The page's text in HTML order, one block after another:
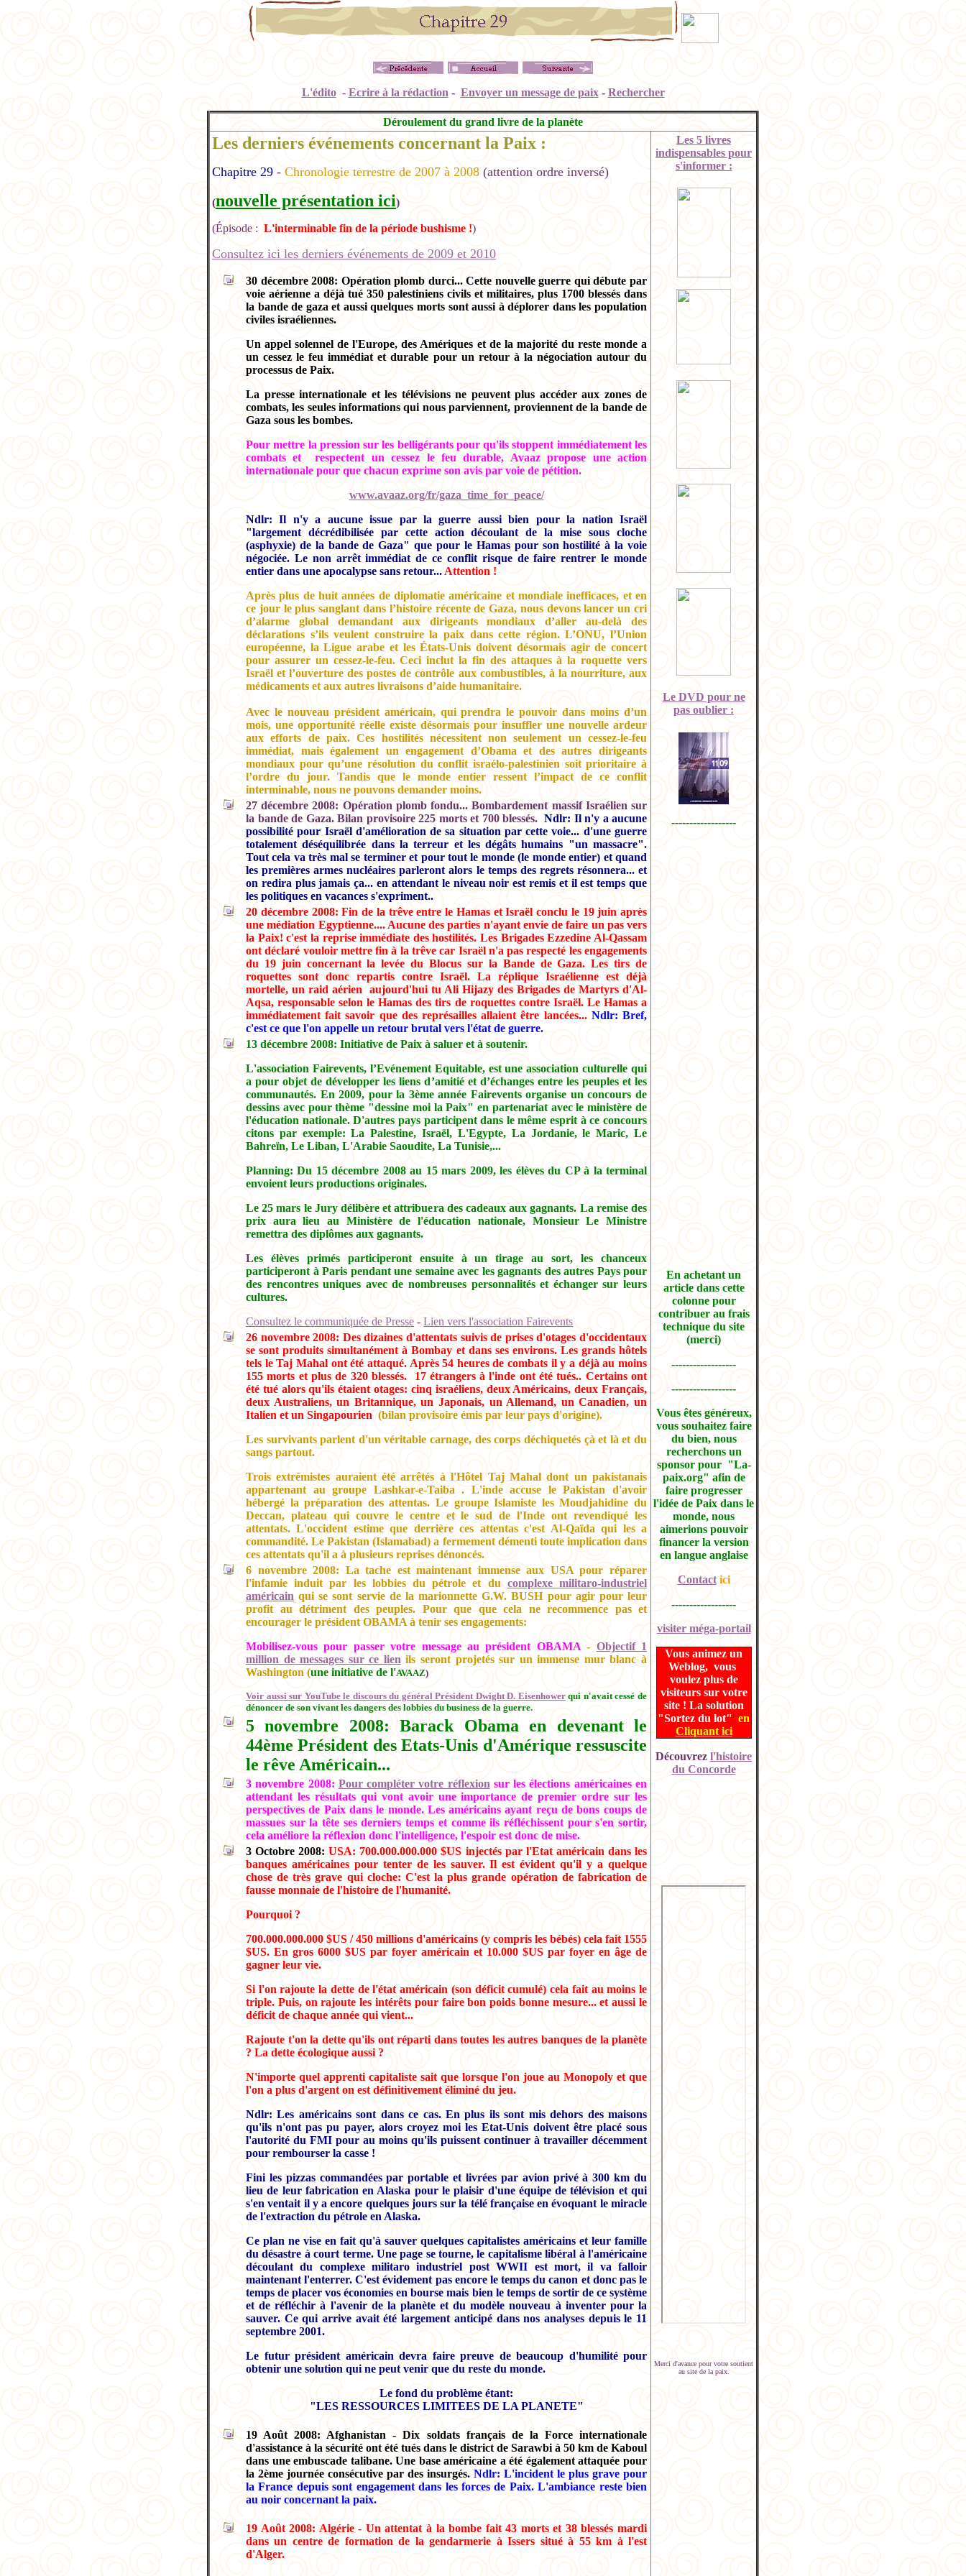
L'édito - Ecrire à la rédaction - Envoyer un message de paix-Rechercher
Déroulement du grand livre de la planète
Les derniers événements concernant la Paix :
Chapitre 29 -Chronologie terrestre de 2007 à 2008(attention ordre inversé)
(nouvelle présentation ici)
(Épisode :L'interminable fin de la période bushisme !)
Consultez ici les derniers événements de 2009 et 2010
30 décembre 2008:Opération plomb durci... Cette nouvelle guerre qui débute par
voie aérienne a déjà tué 350 palestiniens civils et militaires, plus 1700 blessés dans
la bande de gaza et aussi quelques morts sont aussi à déplorer dans les population
civiles israéliennes.
Un appel solennel de l'Europe, des Amériques et de la majorité du reste monde a
un cessez le feu immédiat et durable pour un retour à la négociation autour du
processus de Paix.
La presse internationale et les télévisions ne peuvent plus accéder aux zones de
combats, les seules informations qui nous parviennent, proviennent de la bande de
Gaza sous les bombes.
Pour mettre la pression sur les belligérants pour qu'ils stoppent immédiatement les
combats et respectent un cessez le feu durable, Avaaz propose une action
internationale pour que chacun exprime son avis par voie de pétition.
www.avaaz.org/fr/gaza_time_for_peace/
Ndlr: Il n'y a aucune issue par la guerre aussi bien pour la nation Israël
"largement décrédibilisée par cette action découlant de la mise sous cloche
(asphyxie) de la bande de Gaza" que pour le Hamas pour son hostilité à la voie
négociée. Le non arrêt immédiat de ce conflit risque de faire rentrer le monde
entier dans une apocalypse sans retour...Attention !
Après plus de huit années de diplomatie américaine et mondiale inefficaces, et en
ce jour le plus sanglant dans l’histoire récente de Gaza, nous devons lancer un cri
d’alarme global demandant aux dirigeants mondiaux d’aller au-delà des
déclarations s’ils veulent construire la paix dans cette région. L’ONU, l’Union
européenne, la Ligue arabe et les États-Unis doivent désormais agir de concert
pour assurer un cessez-le-feu. Ceci inclut la fin des attaques à la roquette vers
Israël et l’ouverture des postes de contrôle aux combustibles, à la nourriture, aux
médicaments et aux autres livraisons d’aide humanitaire.
Avec le nouveau président américain, qui prendra le pouvoir dans moins d’un
mois, une opportunité réelle existe désormais pour insuffler une nouvelle ardeur
aux efforts de paix. Ces hostilités nécessitent non seulement un cessez-le-feu
immédiat, mais également un engagement d’Obama et des autres dirigeants
mondiaux pour qu’une résolution du conflit israélo-palestinien soit prioritaire à
l’ordre du jour. Tandis que le monde entier ressent l’impact de ce conflit
interminable, nous ne pouvons demander moins.
27 décembre 2008: Opération plomb fondu... Bombardement massif Israélien sur
la bande de Gaza. Bilan provisoire 225 morts et 700 blessés. Ndlr: Il n'y a aucune
possibilité pour Israël d'amélioration de sa situation par cette voie... d'une guerre
totalement déséquilibrée dans la terreur et les dégâts humains "un massacre".
Tout cela va très mal se terminer et pour tout le monde (le monde entier) et quand
les premières armes nucléaires parleront alors le temps des regrets résonnera... et
on redira plus jamais ça... en attendant le niveau noir est remis et il est temps que
les politiques en vacances s'expriment..
20 décembre 2008: Fin de la trêve entre le Hamas et Israël conclu le 19 juin après
une médiation Egyptienne.... Aucune des parties n'ayant envie de faire un pas vers
la Paix! c'est la reprise immédiate des hostilités. Les Brigades Ezzedine Al-Qassam
ont déclaré vouloir mettre fin à la trêve car Israël n'a pas respecté les engagements
du 19 juin concernant la levée du Blocus sur la Bande de Gaza. Les tirs de
roquettes sont donc repartis contre Israël. La réplique Israélienne est déjà
mortelle, un raid aérien aujourd'hui tu Ali Hijazy des Brigades de Martyrs d'Al-
Aqsa, responsable selon le Hamas des tirs de roquettes contre Israël. Le Hamas a
immédiatement fait savoir que des représailles allaient être lancées...Ndlr: Bref,
c'est ce que l'on appelle un retour brutal vers l'état de guerre.
13 décembre 2008: Initiative de Paix à saluer et à soutenir.
L'association Fairevents, l’Evénement Equitable, est une association culturelle qui
a pour objet de développer les liens d’amitié et d’échanges entre les peuples et les
communautés. En 2009, pour la 3ème année Fairevents organise un concours de
dessins avec pour thème "dessine moi la Paix" en partenariat avec le ministère de
l'éducation nationale. D'autres pays participent dans le même esprit à ce concours
citons par exemple: La Palestine, Israël, L'Egypte, La Jordanie, le Maric, Le
Bahreïn, Le Liban, L'Arabie Saoudite, La Tunisie,...
Planning: Du 15 décembre 2008 au 15 mars 2009, les élèves du CP à la terminal
envoient leurs productions originales.
Le 25 mars le Jury délibère et attribuera des cadeaux aux gagnants. La remise des
prix aura lieu au Ministère de l'éducation nationale, Monsieur Le Ministre
remettra des diplômes aux gagnants.
Les élèves primés participeront ensuite à un tirage au sort, les chanceux
participeront à Paris pendant une semaine avec les gagnants des autres Pays pour
des rencontres uniques avec de nombreuses personnalités et échanger sur leurs
cultures.
Consultez le communiquée de Presse - Lien vers l'association Fairevents
26 novembre 2008: Des dizaines d'attentats suivis de prises d'otages d'occidentaux
se sont produits simultanément à Bombay et dans ses environs. Les grands hôtels
tels le Taj Mahal ont été attaqué. Après 54 heures de combats il y a déjà au moins
155 morts et plus de 320 blessés. 17 étrangers à l'inde ont été tués.. Certains ont
été tué alors qu'ils étaient otages: cinq israéliens, deux Américains, deux Français,
deux Australiens, un Britannique, un Japonais, un Allemand, un Canadien, un
Italien et un Singapourien(bilan provisoire émis par leur pays d'origine).
Les survivants parlent d'un véritable carnage, des corps déchiquetés çà et là et du
sangs partout.
Trois extrémistes auraient été arrêtés à l'Hôtel Taj Mahal dont un pakistanais
appartenant au groupe Lashkar-e-Taiba . L'inde accuse le Pakistan d'avoir
hébergé la préparation des attentas. Le groupe Islamiste les Moudjahidine du
Deccan, plateau qui couvre le centre et le sud de l'Inde ont revendiqué les
attentats. L'occident estime que derrière ces attentas c'est Al-Qaïda qui les a
commandité. Le Pakistan (Islamabad) a fermement démenti toute implication dans
ces attentats qu'il a à plusieurs reprises dénoncés.
6 novembre 2008: La tache est maintenant immense aux USA pour réparer
l'infamie induit par les lobbies du pétrole et du complexe militaro-industriel
américain qui se sont servie de la marionnette G.W. BUSH pour agir pour leur
profit au détriment des peuples. Pour que que cela ne recommence pas et
encourager le président OBAMA à tenir ses engagements:
Mobilisez-vous pour passer votre message au président OBAMA-Objectif 1
million de messages sur ce lien ils seront projetés sur un immense mur blanc à
Washington (une initiative de l'AVAAZ)
Voir aussi sur YouTube le discours du général Président Dwight D. Eisenhower qui n'avait cessé de
dénoncer de son vivant les dangers des lobbies du business de la guerre.
5 novembre 2008: Barack Obama en devenant le
44ème Président des Etats-Unis d'Amérique ressuscite
le rêve Américain...
3 novembre 2008:Pour compléter votre réflexion sur les élections américaines en
attendant les résultats qui vont avoir une importance de premier ordre sur les
perspectives de Paix dans le monde. Les américains ayant reçu de bons coups de
massues sur la tête ses derniers temps et comme ils réfléchissent pour s'en sortir,
cela améliore la réflexion donc l'intelligence, l'espoir est donc de mise.
3 Octobre 2008:USA: 700.000.000.000 $US injectés par l'Etat américain dans les
banques américaines pour tenter de les sauver. Il est évident qu'il y a quelque
chose de très grave qui cloche: C'est la plus grande opération de fabrication de
fausse monnaie de l'histoire de l'humanité.
Pourquoi ?
700.000.000.000 $US / 450 millions d'américains (y compris les bébés) cela fait 1555
$US. En gros 6000 $US par foyer américain et 10.000 $US par foyer en âge de
gagner leur vie.
Si l'on rajoute la dette de l'état américain (son déficit cumulé) cela fait au moins le
triple. Puis, on rajoute les intérêts pour faire bon poids bonne mesure... et aussi le
déficit de chaque année qui vient...
Rajoute t'on la dette qu'ils ont réparti dans toutes les autres banques de la planète
? La dette écologique aussi ?
N'importe quel apprenti capitaliste sait que lorsque l'on joue au Monopoly et que
l'on a plus d'argent on est définitivement éliminé du jeu.
Ndlr: Les américains sont dans ce cas. En plus ils sont mis dehors des maisons
qu'ils n'ont pas pu payer, alors croyez moi les Etat-Unis doivent être placé sous
l'autorité du FMI pour au moins qu'ils puissent continuer à travailler décemment
pour rembourser la casse !
Fini les pizzas commandées par portable et livrées par avion privé à 300 km du
lieu de leur fabrication en Alaska pour le plaisir d'une équipe de télévision et qui
s'en ventait il y a encore quelques jours sur la télé française en évoquant le miracle
de l'extraction du pétrole en Alaska.
Ce plan ne vise en fait qu'à sauver quelques capitalistes américains et leur famille
du désastre à court terme. Une page se tourne, le capitalisme libéral à l'américaine
découlant du complexe militaro industriel post WWII est mort, il va falloir
maintenant l'enterrer. C'est évidement pas encore le temps du canon et donc pas le
temps de placer vos économies en bourse mais bien le temps de sortir de ce système
et de réfléchir à l'avenir de la planète et du modèle nouveau à inventer pour la
sauver. Ce qui arrive avait été largement anticipé dans nos analyses depuis le 11
septembre 2001.
Le futur président américain devra faire preuve de beaucoup d'humilité pour
obtenir une solution qui ne peut venir que du reste du monde.
Le fond du problème étant:
"LES RESSOURCES LIMITEES DE LA PLANETE"
19 Août 2008: Afghanistan - Dix soldats français de la Force internationale
d'assistance à la sécurité ont été tués dans le district de Sarawbi à 50 km de Kaboul
dans une embuscade talibane. Une base américaine a été également attaquée pour
la 2ème journée consécutive par des insurgés.Ndlr: L'incident le plus grave pour
la France depuis sont engagement dans les forces de Paix. L'ambiance reste bien
au noir concernant la paix.
19 Août 2008: Algérie - Un attentat à la bombe fait 43 morts et 38 blessés mardi
dans un centre de formation de la gendarmerie à Issers situé à 55 km à l'est
d'Alger.
Les 5 livres
indispensables pour
s'informer :
Le DVD pour ne
pas oublier :
------------------
En achetant un
article dans cette
colonne pour
contribuer au frais
technique du site
(merci)
------------------
------------------
Vous êtes généreux,
vous souhaitez faire
du bien, nous
recherchons un
sponsor pour "La-
paix.org" afin de
faire progresser
l'idée de Paix dans le
monde, nous
aimerions pouvoir
financer la version
en langue anglaise
Contactici
------------------
visiterméga-portail
Vous animez un
Weblog, vous
voulez plus de
visiteurs sur votre
site ! La solution
"Sortez du lot" en
Cliquant ici
Découvrez l'histoire
du Concorde
Merci d'avance pour votre soutient
au site de la paix.